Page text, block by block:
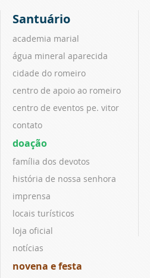
Santuário
academia marial
água mineral aparecida
cidade do romeiro
centro de apoio ao romeiro
centro de eventos pe. vitor
contato
doação
família dos devotos
história de nossa senhora
imprensa
locais turísticos
loja oficial
notícias
novena e festa